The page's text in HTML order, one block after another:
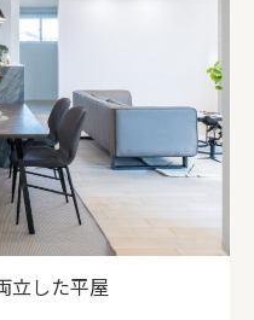
立した平屋